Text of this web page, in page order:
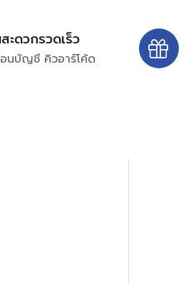
สะดวกรวดเร็ว
อนบัญชี คิวอาร์โค้ด